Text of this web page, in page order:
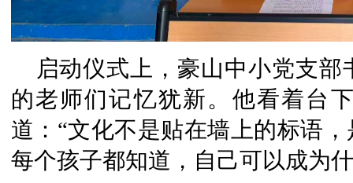
启动仪式上，豪山中小党支
的老师们记忆犹新。他看着台
道：“文化不是贴在墙上的标语
每个孩子都知道，自己可以成为